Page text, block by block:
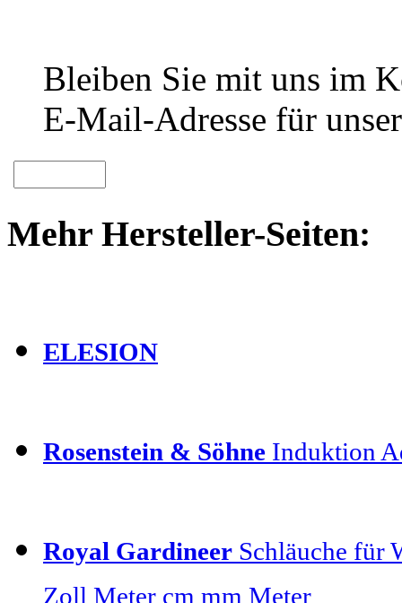
Bleiben Sie mit uns im
E-Mail-Adresse für
Mehr Hersteller-Seiten:
ELESION
Rosenstein & Söhne Induktion
Royal Gardineer Schläuche für
Zoll Meter cm mm Meter